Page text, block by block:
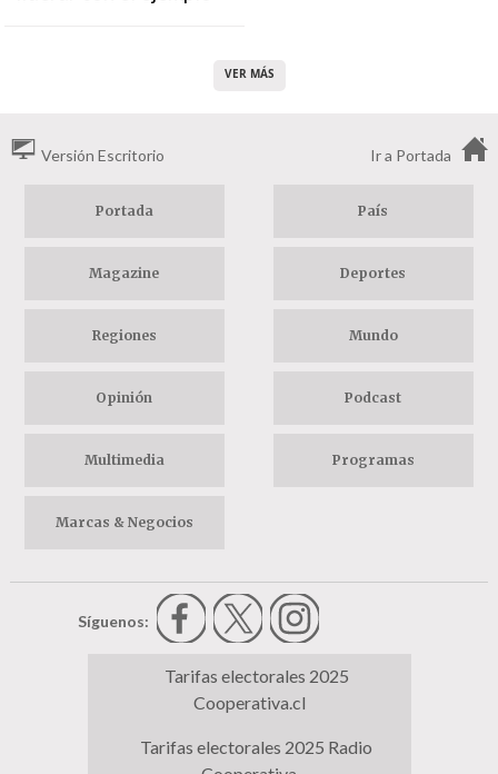
VER MÁS
Versión Escritorio Ir a Portada
Portada País
Magazine Deportes
Regiones Mundo
Opinión Podcast
Multimedia Programas
Marcas & Negocios
Síguenos:
Tarifas electorales 2025
Cooperativa.cl
Tarifas electorales 2025 Radio